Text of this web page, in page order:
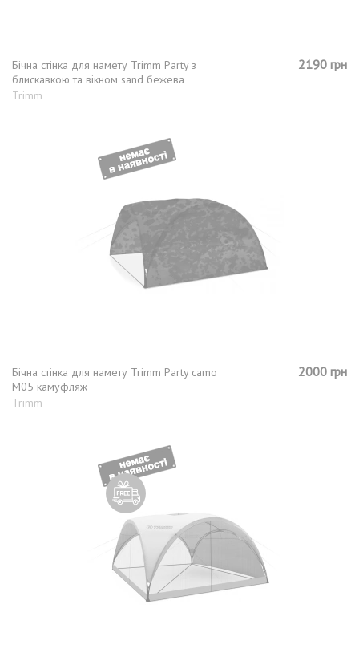
Бічна стінка для намету Trimm Party з
блискавкою та вікном sand бежева
Trimm
2190 грн
Бічна стінка для намету Trimm Party camo
M05 камуфляж
Trimm
2000 грн